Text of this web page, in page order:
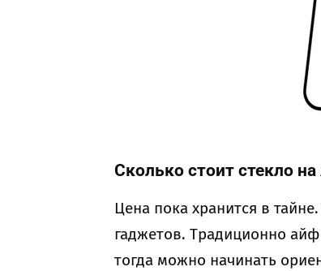
Сколько стоит стекло
Цена пока хранится в
гаджетов. Традиционно
тогда можно начинать